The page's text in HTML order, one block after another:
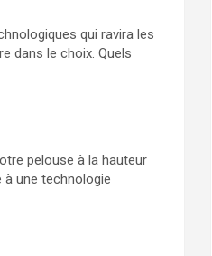
qui ravira les
dans le choix. Quels
pelouse à la hauteur
à une technologie